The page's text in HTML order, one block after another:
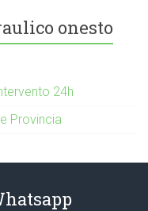
onesto
24h
Provincia